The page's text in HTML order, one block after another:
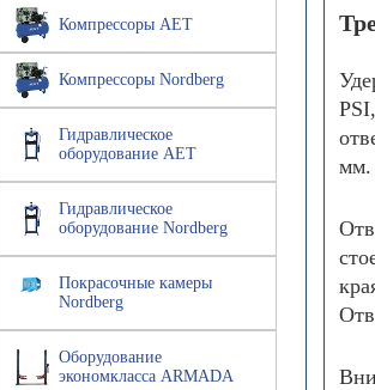
Компрессоры AET
Компрессоры Nordberg
Гидравлическое
оборудование AET
Гидравлическое
оборудование Nordberg
Покрасочные камеры
Nordberg
Оборудование
экономкласса ARMADA
мм.